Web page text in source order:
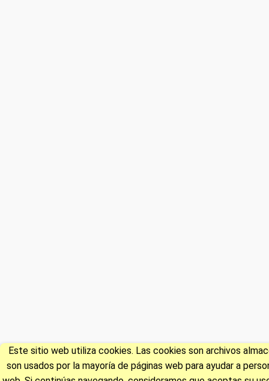
Este sitio web utiliza cookies. Las cookies son archivos
son usados por la mayoría de páginas web para ayudar a